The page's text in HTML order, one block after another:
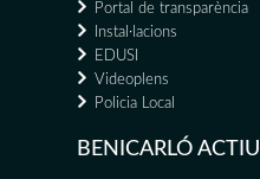
Portal de transparència
Instal·lacions
EDUSI
Videoplens
Policia Local
BENICARLÓ ACTIU